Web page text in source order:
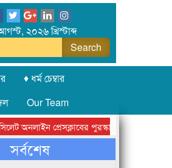
২০২৬ খ্রিস্টাব্দ
♦ ধর্ম চেম্বার
Our Team
অনলাইন প্রেসক্লাবের পুরস্কার বিতরণ ও নতুন
সর্বশেষ